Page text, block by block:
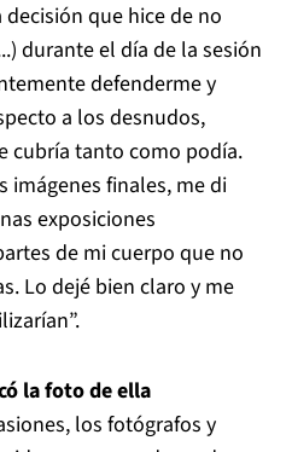
que hice de no
durante el día de la sesión
defenderme y
a los desnudos,
cubría tanto como podía.
imágenes finales, me di
exposiciones
de mi cuerpo que no
Lo dejé bien claro y me
la foto de ella
los fotógrafos y